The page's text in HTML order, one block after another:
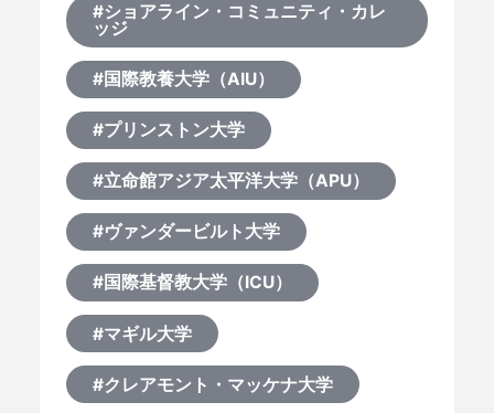
#ショアライン・コミュニティ・カレ
ッジ
#国際教養大学（AIU）
#プリンストン大学
#立命館アジア太平洋大学（APU）
#ヴァンダービルト大学
#国際基督教大学（ICU）
#マギル大学
#クレアモント・マッケナ大学